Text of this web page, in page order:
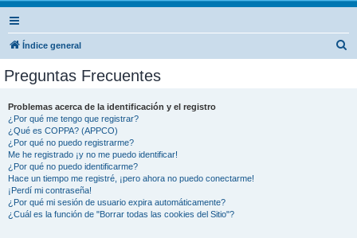
Índice general
Preguntas Frecuentes
Problemas acerca de la identificación y el registro
¿Por qué me tengo que registrar?
¿Qué es COPPA? (APPCO)
¿Por qué no puedo registrarme?
Me he registrado ¡y no me puedo identificar!
¿Por qué no puedo identificarme?
Hace un tiempo me registré, ¡pero ahora no puedo conectarme!
¡Perdí mi contraseña!
¿Por qué mi sesión de usuario expira automáticamente?
¿Cuál es la función de "Borrar todas las cookies del Sitio"?